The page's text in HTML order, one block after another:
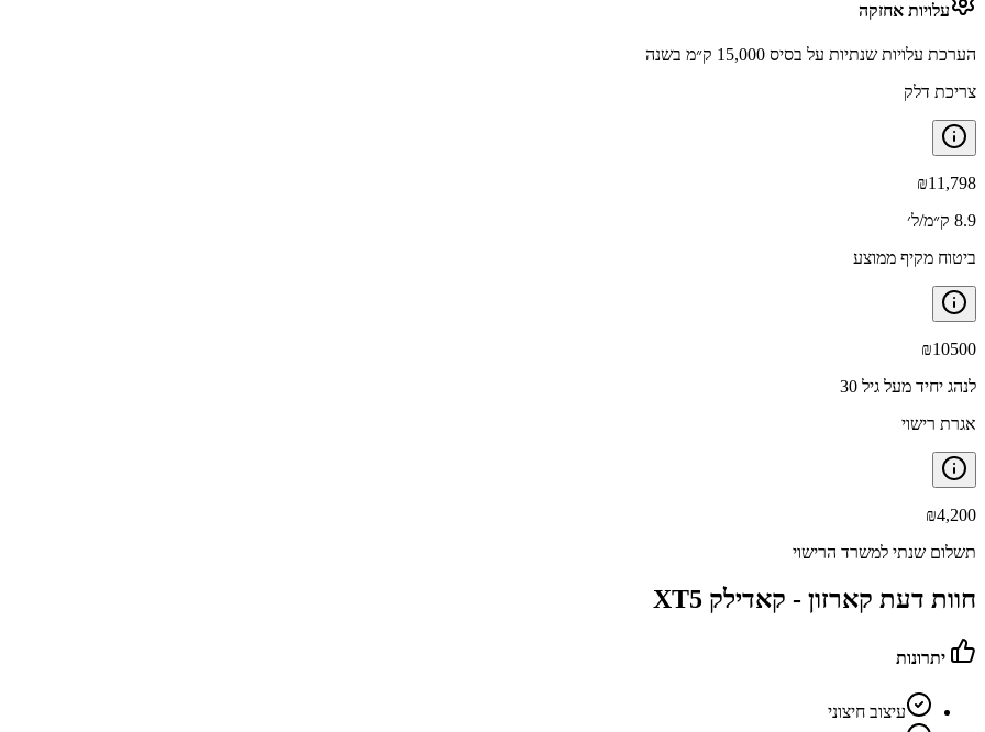
עלויות אחזקה
הערכת עלויות שנתיות על בסיס 15,000 ק״מ בשנה
צריכת דלק
₪11,798
8.9 ק״מ/ל׳
ביטוח מקיף ממוצע
₪10500
לנהג יחיד מעל גיל 30
אגרת רישוי
₪4,200
תשלום שנתי למשרד הרישוי
חוות דעת קארזון - קאדילק XT5
יתרונות
עיצוב חיצוני